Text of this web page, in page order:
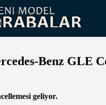
Benz GLE
geliyor.